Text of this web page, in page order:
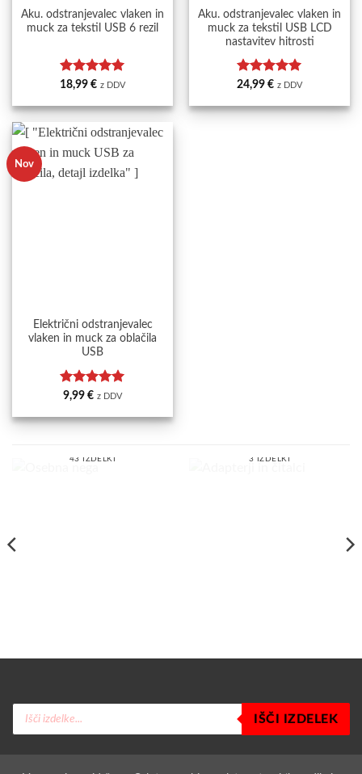
Aku. odstranjevalec vlaken in
muck za tekstil USB 6 rezil
Ocenjeno5
18,99 € z DDV
Aku. odstranjevalec vlaken in
muck za tekstil USB LCD
nastavitev hitrosti
Ocenjeno5
24,99 € z DDV
Nov
Električni odstranjevalec
vlaken in muck za oblačila
USB
Ocenjeno5
9,99 € z DDV
43 IZDELKI 3 IZDELKI
Products
search
IŠČI IZDELEK